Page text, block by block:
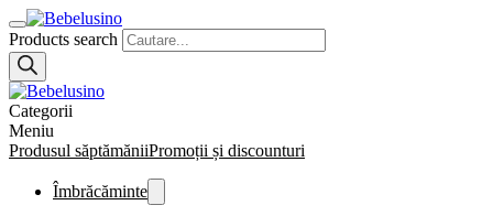
Products search
Categorii
Meniu
Produsul săptămăniiPromoții și discounturi
Îmbrăcăminte